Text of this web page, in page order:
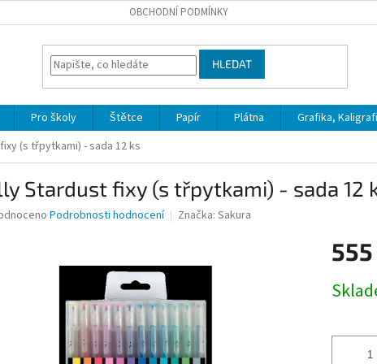
OBCHODNÍ PODMÍNKY
HLEDAT
Pro školy Štětce Papír Plátna Grafika,
(s třpytkami) - sada 12 ks
Stardust fixy (s třpytkami) - sada 12
Podrobnosti hodnocení Značka: Sakura
555
cena: